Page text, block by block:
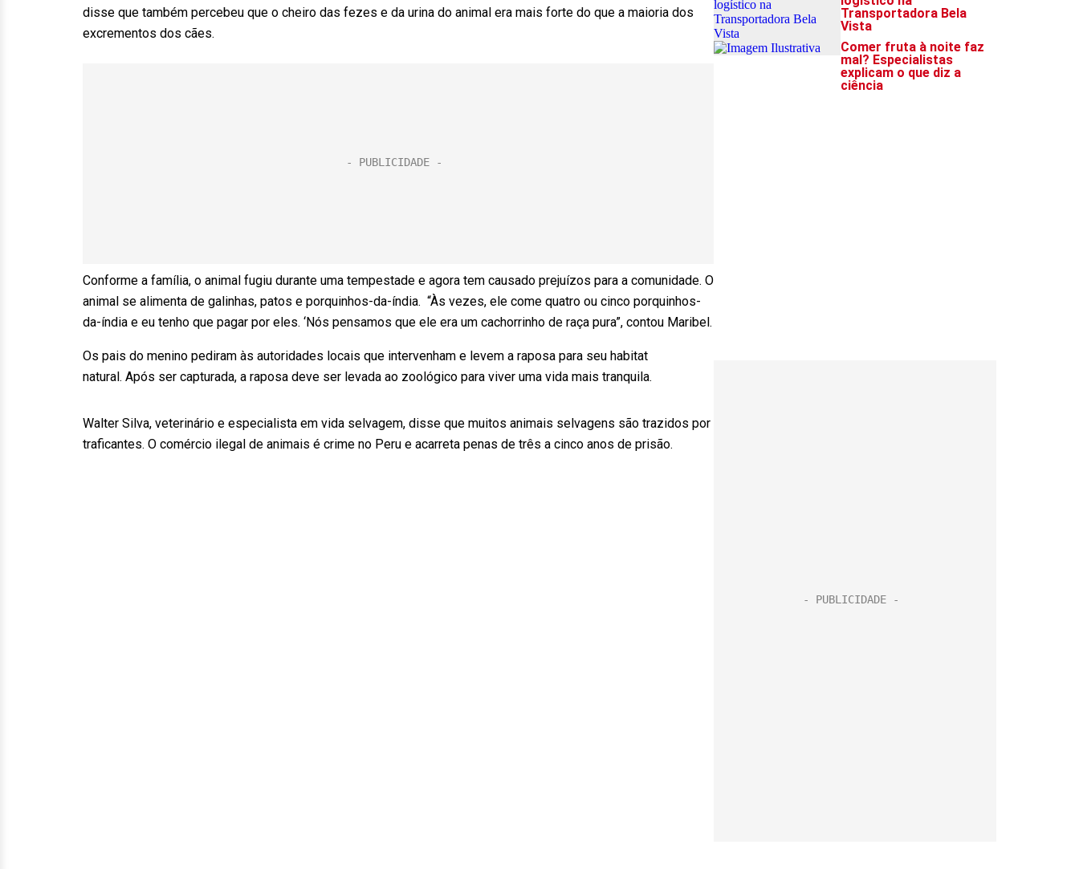
disse que também percebeu que o cheiro das fezes e da urina do animal era mais forte do que a maioria dos
excrementos dos cães.
Conforme a família, o animal fugiu durante uma tempestade e agora tem causado prejuízos para a comunidade. O
animal se alimenta de galinhas, patos e porquinhos-da-índia. “Às vezes, ele come quatro ou cinco porquinhos-
da-índia e eu tenho que pagar por eles. ‘Nós pensamos que ele era um cachorrinho de raça pura”, contou Maribel.
Os pais do menino pediram às autoridades locais que intervenham e levem a raposa para seu habitat
natural. Após ser capturada, a raposa deve ser levada ao zoológico para viver uma vida mais tranquila.
Walter Silva, veterinário e especialista em vida selvagem, disse que muitos animais selvagens são trazidos por
traficantes. O comércio ilegal de animais é crime no Peru e acarreta penas de três a cinco anos de prisão.